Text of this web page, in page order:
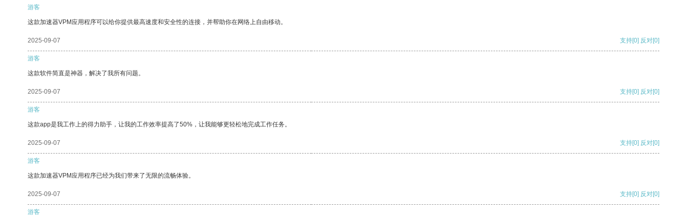
游客
这款加速器VPM应用程序可以给你提供最高速度和安全性的连接，并帮助你在网络上自由移动。
2025-09-07 支持[0] 反对[0]
游客
这款软件简直是神器，解决了我所有问题。
2025-09-07 支持[0] 反对[0]
游客
这款app是我工作上的得力助手，让我的工作效率提高了50%，让我能够更轻松地完成工作任务。
2025-09-07 支持[0] 反对[0]
游客
这款加速器VPM应用程序已经为我们带来了无限的流畅体验。
2025-09-07 支持[0] 反对[0]
游客